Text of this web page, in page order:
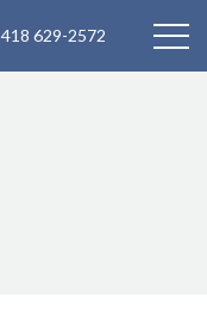
418 629-2572